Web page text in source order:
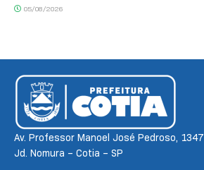
05/08/2026
Av. Professor Manoel José Pedroso, 1347
Jd. Nomura – Cotia – SP